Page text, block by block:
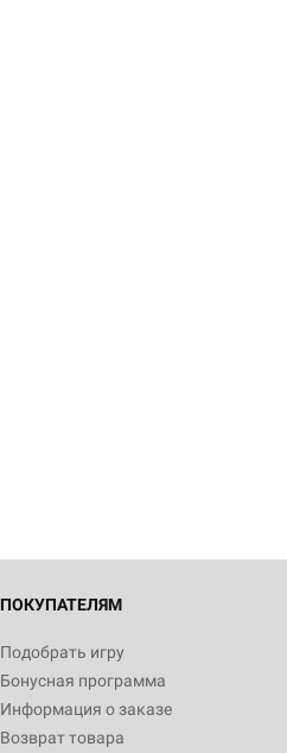
ПОКУПАТЕЛЯМ
Подобрать игру
Бонусная программа
Информация о заказе
Возврат товара